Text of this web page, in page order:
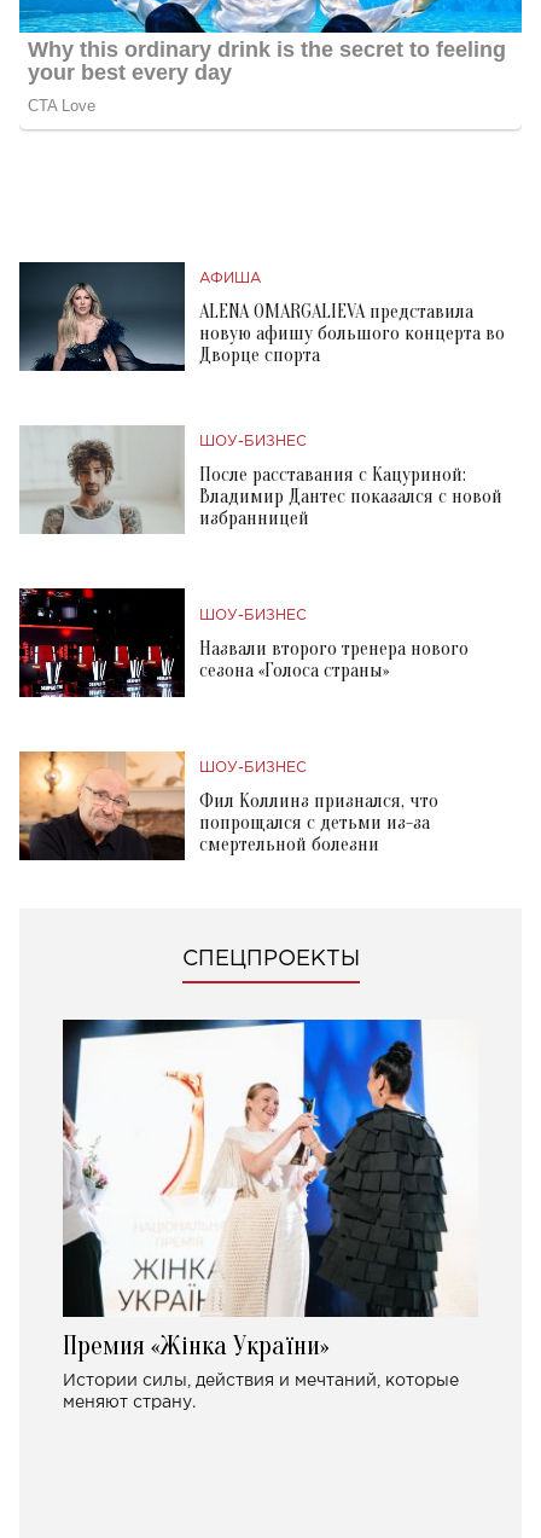
АФИША
ALENA OMARGALIEVA представила
новую афишу большого концерта во
Дворце спорта
ШОУ-БИЗНЕС
После расставания с Кацуриной:
Владимир Дантес показался с новой
избранницей
ШОУ-БИЗНЕС
Назвали второго тренера нового
сезона «Голоса страны»
ШОУ-БИЗНЕС
Фил Коллинз признался, что
попрощался с детьми из-за
смертельной болезни
СПЕЦПРОЕКТЫ
Премия «Жінка України»
Истории силы, действия и мечтаний, которые
меняют страну.